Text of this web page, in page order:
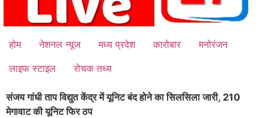
होम नेशनल न्यूज मध्य प्रदेश कारोबार
मनोरंजन
लाइफ स्टाइल
रोचक तथ्य
संजय गांधी ताप विद्युत केंद्र में यूनिट बंद होने का सिलसिला जारी, 210
मेगावाट की यूनिट फिर ठप